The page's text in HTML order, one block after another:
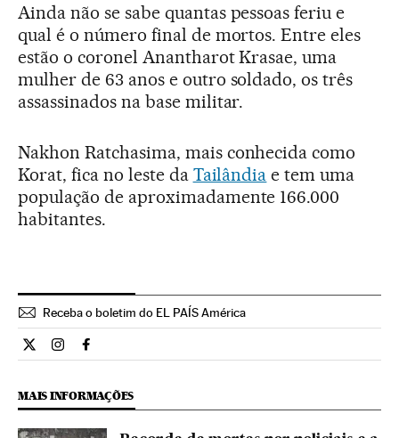
Ainda não se sabe quantas pessoas feriu e
qual é o número final de mortos. Entre eles
estão o coronel Anantharot Krasae, uma
mulher de 63 anos e outro soldado, os três
assassinados na base militar.
Nakhon Ratchasima, mais conhecida como
Korat, fica no leste da Tailândia e tem uma
população de aproximadamente 166.000
habitantes.
Receba o boletim do EL PAÍS América
Internacional El País Brasil en Twitter
Internacional El País Brasil en Instagram
Internacional El País Brasil en Facebook
MAIS INFORMAÇÕES